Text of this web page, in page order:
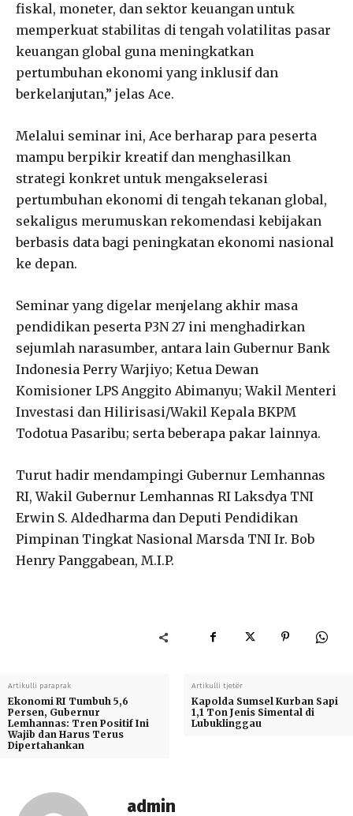
fiskal, moneter, dan sektor keuangan untuk
memperkuat stabilitas di tengah volatilitas pasar
keuangan global guna meningkatkan
pertumbuhan ekonomi yang inklusif dan
berkelanjutan,” jelas Ace.
Melalui seminar ini, Ace berharap para peserta
mampu berpikir kreatif dan menghasilkan
strategi konkret untuk mengakselerasi
pertumbuhan ekonomi di tengah tekanan global,
sekaligus merumuskan rekomendasi kebijakan
berbasis data bagi peningkatan ekonomi nasional
ke depan.
Seminar yang digelar menjelang akhir masa
pendidikan peserta P3N 27 ini menghadirkan
sejumlah narasumber, antara lain Gubernur Bank
Indonesia Perry Warjiyo; Ketua Dewan
Komisioner LPS Anggito Abimanyu; Wakil Menteri
Investasi dan Hilirisasi/Wakil Kepala BKPM
Todotua Pasaribu; serta beberapa pakar lainnya.
Turut hadir mendampingi Gubernur Lemhannas
RI, Wakil Gubernur Lemhannas RI Laksdya TNI
Erwin S. Aldedharma dan Deputi Pendidikan
Pimpinan Tingkat Nasional Marsda TNI Ir. Bob
Henry Panggabean, M.I.P.
Artikulli paraprak
Ekonomi RI Tumbuh 5,6
Persen, Gubernur
Lemhannas: Tren Positif Ini
Wajib dan Harus Terus
Dipertahankan
Artikulli tjetër
Kapolda Sumsel Kurban Sapi
1,1 Ton Jenis Simental di
Lubuklinggau
admin